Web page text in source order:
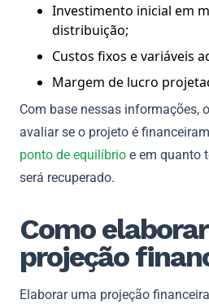
Investimento inicial em
distribuição;
Custos fixos e variáveis
Margem de lucro
Com base nessas informações,
avaliar se o projeto é
ponto de equilíbrio e em quanto
será recuperado.
Como
projeção
Elaborar uma projeção